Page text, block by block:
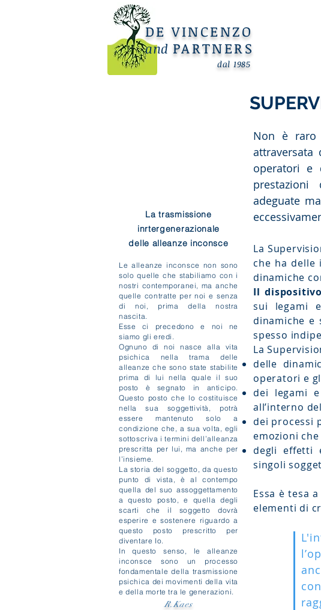
DE VINCENZO
and PARTNERS
dal 1985
La trasmissione
inrtergenerazionale
delle alleanze inconsce
Le alleanze inconsce non sono
solo quelle che stabiliamo con i
nostri contemporanei, ma anche
quelle contratte per noi e senza
di noi, prima della nostra
nascita.
Esse ci precedono e noi ne
siamo gli eredi.
Ognuno di noi nasce alla vita
psichica nella trama delle
alleanze che sono state stabilite
prima di lui nella quale il suo
posto è segnato in anticipo.
Questo posto che lo costituisce
nella sua soggettività, potrà
essere mantenuto solo a
condizione che, a sua volta, egli
sottoscriva i termini dell’alleanza
prescritta per lui, ma anche per
l’insieme.
La storia del soggetto, da questo
punto di vista, è al contempo
quella del suo assoggettamento
a questo posto, e quella degli
scarti che il soggetto dovrà
esperire e sostenere riguardo a
questo posto prescritto per
diventare Io.
In questo senso, le alleanze
inconsce sono un processo
fondamentale della trasmissione
psichica dei movimenti della vita
e della morte tra le generazioni.
R.Kaes
Non è raro
operatori e
prestazioni
adeguate
La
che ha delle
dinamiche
Il
sui legami
dinamiche
spesso
La
delle
operatori e
dei legami
allʼinterno
dei processi
emozioni
degli effetti
singoli
Essa è tesa
elementi di